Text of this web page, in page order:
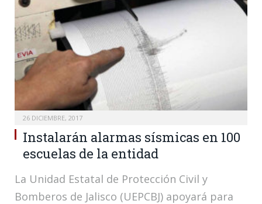
26 DICIEMBRE, 2017
Instalarán alarmas sísmicas en 100
escuelas de la entidad
La Unidad Estatal de Protección Civil y
Bomberos de Jalisco (UEPCBJ) apoyará para